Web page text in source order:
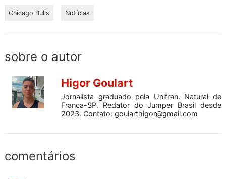
Chicago Bulls Notícias
sobre o autor
Higor Goulart
Jornalista graduado pela Unifran. Natural de
Franca-SP. Redator do Jumper Brasil desde
2023. Contato: goularthigor@gmail.com
comentários